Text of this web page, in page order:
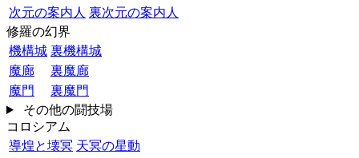
次元の案内人 裏次元の案内人
修羅の幻界
機構城 裏機構城
魔廊
裏魔廊
魔門
裏魔門
その他の闘技場
コロシアム
導煌と壊冥 天冥の星動